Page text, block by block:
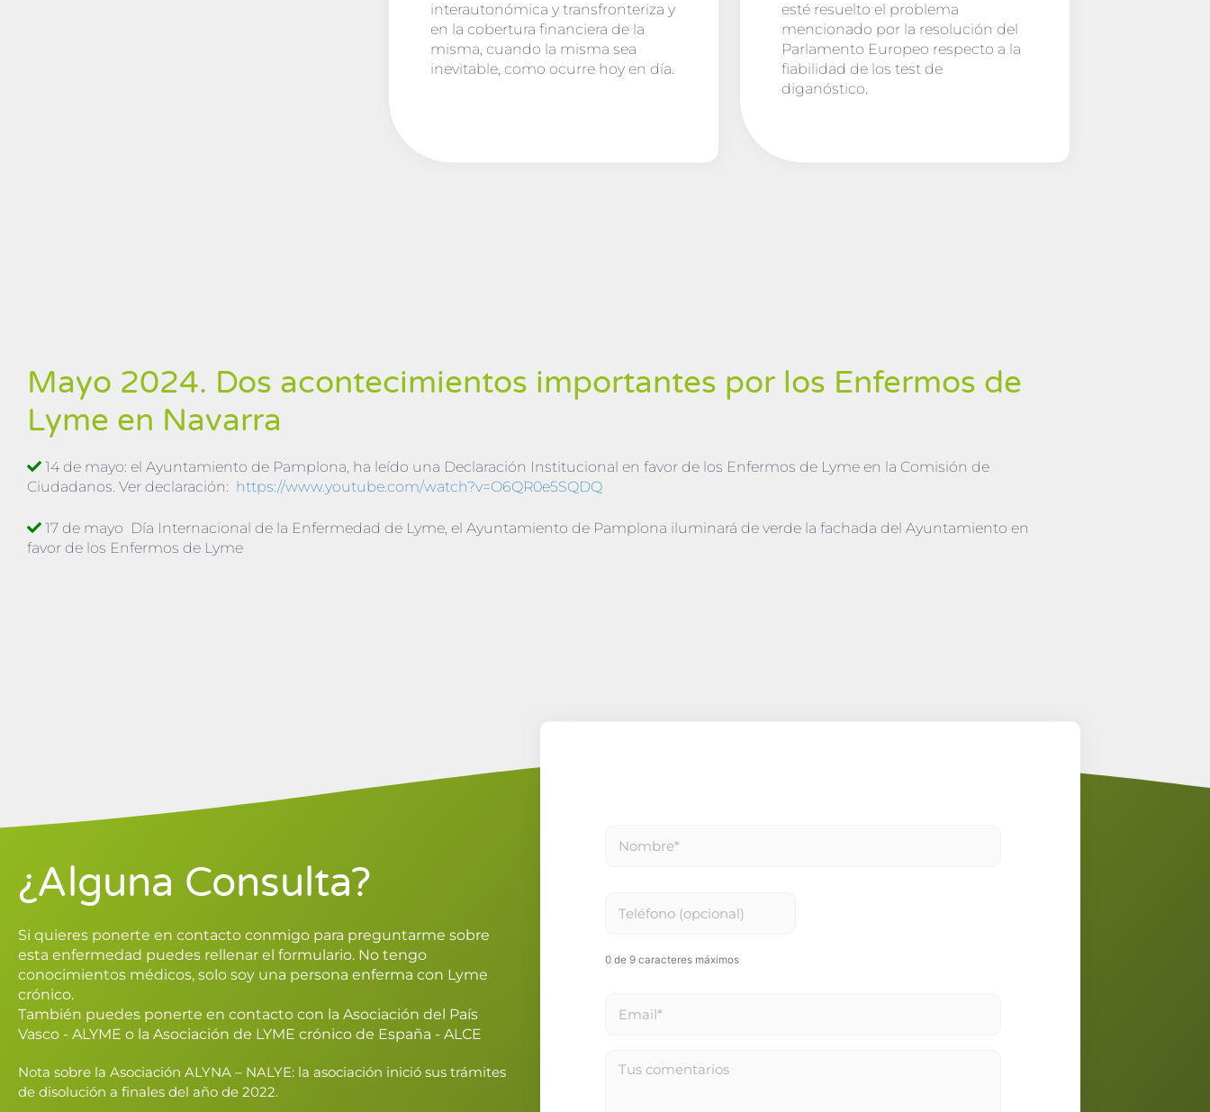
interautonómica y transfronteriza y
en la cobertura financiera de la
misma, cuando la misma sea
inevitable, como ocurre hoy en día.
esté resuelto el problema
mencionado por la resolución del
Parlamento Europeo respecto a la
fiabilidad de los test de
diganóstico.
Mayo 2024. Dos acontecimientos importantes por los Enfermos de
Lyme en Navarra
14 de mayo: el Ayuntamiento de Pamplona, ha leído una Declaración Institucional en favor de los Enfermos de Lyme en la Comisión de
Ciudadanos. Ver declaración: https://www.youtube.com/watch?v=O6QR0e5SQDQ
17 de mayo Día Internacional de la Enfermedad de Lyme, el Ayuntamiento de Pamplona iluminará de verde la fachada del Ayuntamiento en
favor de los Enfermos de Lyme
¿Alguna Consulta?
Si quieres ponerte en contacto conmigo para preguntarme sobre
esta enfermedad puedes rellenar el formulario. No tengo
conocimientos médicos, solo soy una persona enferma con Lyme
crónico.
También puedes ponerte en contacto con la Asociación del País
Vasco - ALYME o la Asociación de LYME crónico de España - ALCE
Nota sobre la Asociación ALYNA – NALYE: la asociación inició sus trámites
de disolución a finales del año de 2022.
0 de 9 caracteres máximos
Tus
comentarios